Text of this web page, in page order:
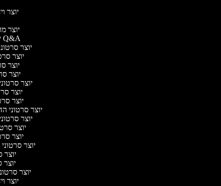
יוצר
יוצר
יוצר סרטוני Q&A
יוצר
יוצר
יוצר
יוצר
יוצר
יוצר
יוצר
יוצר סרטוני
יוצר
יוצר
יוצר
יוצר
יוצר
יוצר
יוצר
יוצר